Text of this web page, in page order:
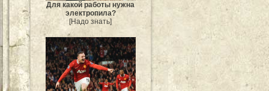
Для какой работы нужна
электропила?
[Надо знать]